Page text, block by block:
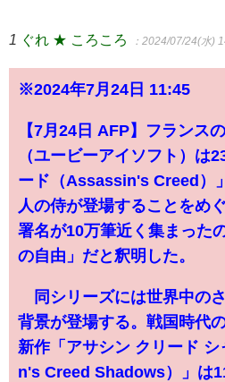
1 ぐれ ★ ころころ ：2024/07/24(水)
※2024年7月24日 11:45
【7月24日 AFP】フランス
（ユービーアイソフト）は
ード（Assassin's Creed）
人の侍が登場することをめ
署名が10万筆近く集まった
の自由」だと釈明した。
同シリーズには世界中の
背景が登場する。戦国時代
新作「アサシン クリード
n's Creed Shadows）」は